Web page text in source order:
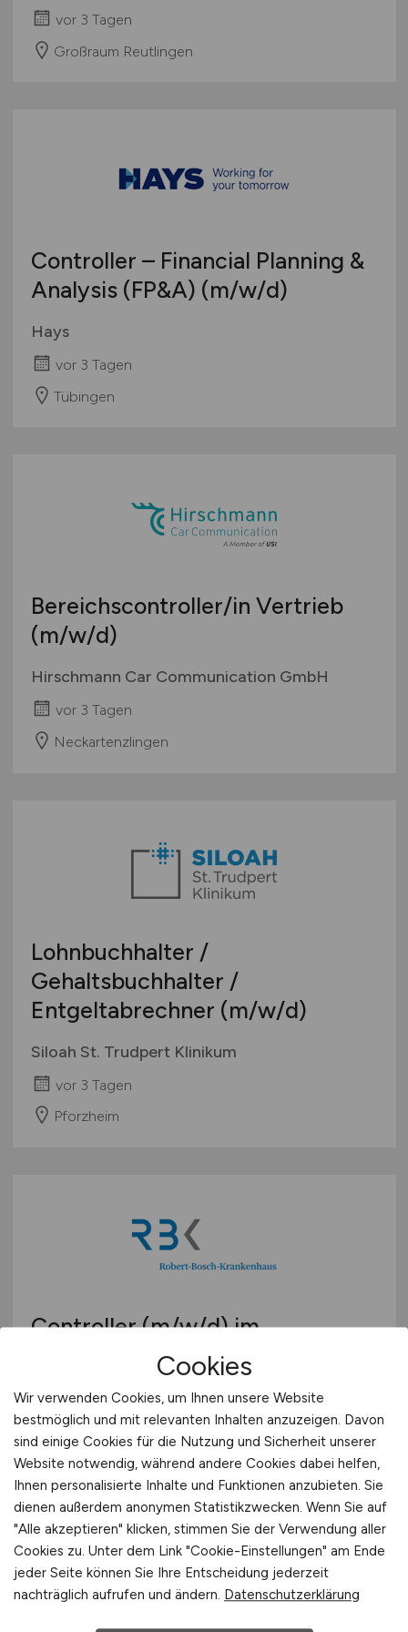
vor 3 Tagen
Großraum Reutlingen
Controller – Financial Planning &
Analysis (FP&A) (m/w/d)
Hays
vor 3 Tagen
Tübingen
Bereichscontroller/in Vertrieb
(m/w/d)
Hirschmann Car Communication GmbH
vor 3 Tagen
Neckartenzlingen
Lohnbuchhalter /
Gehaltsbuchhalter /
Entgeltabrechner (m/w/d)
Siloah St. Trudpert Klinikum
vor 3 Tagen
Pforzheim
Controller(m/w/d)im
Krankenhaus
Robert-Bosch-Krankenhaus GmbH
vor 3 Tagen
Stuttgart
Cookies
Wir verwenden Cookies, um Ihnen unsere Website
bestmöglich und mit relevanten Inhalten anzuzeigen. Davon
sind einige Cookies für die Nutzung und Sicherheit unserer
Website notwendig, während andere Cookies dabei helfen,
Ihnen personalisierte Inhalte und Funktionen anzubieten. Sie
dienen außerdem anonymen Statistikzwecken. Wenn Sie auf
"Alle akzeptieren" klicken, stimmen Sie der Verwendung aller
Cookies zu. Unter dem Link "Cookie-Einstellungen" am Ende
jeder Seite können Sie Ihre Entscheidung jederzeit
nachträglich aufrufen und ändern. Datenschutzerklärung